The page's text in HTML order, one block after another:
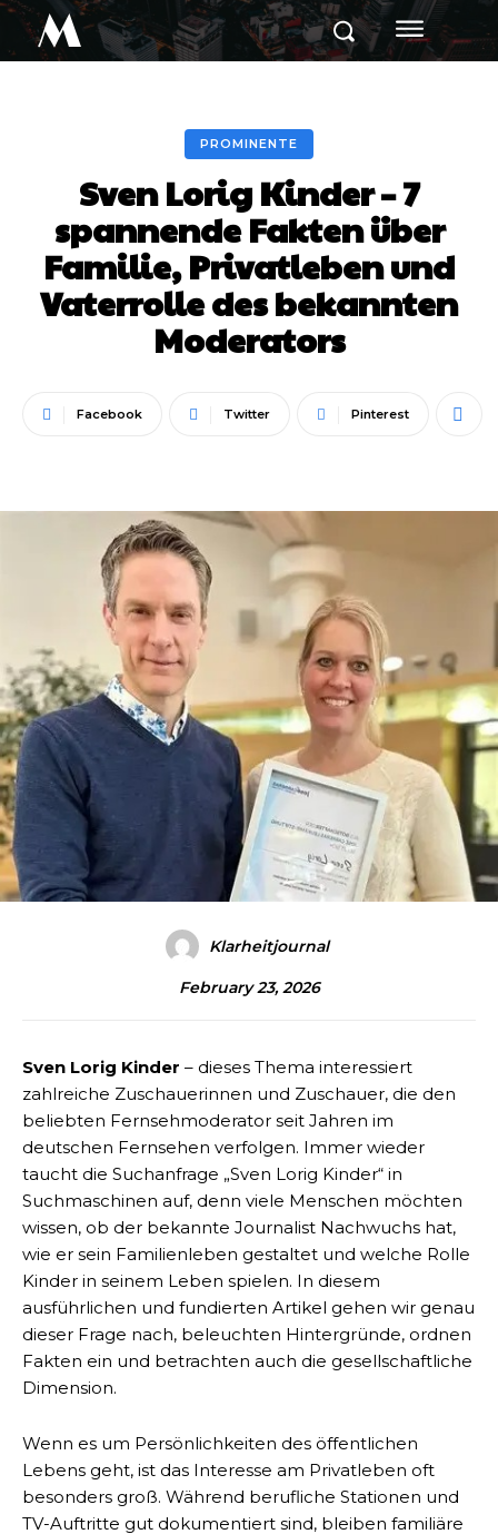
M
PROMINENTE
Sven Lorig Kinder – 7
spannende Fakten über
Familie, Privatleben und
Vaterrolle des bekannten
Moderators
Facebook Twitter Pinterest
Klarheitjournal
February 23, 2026
Sven Lorig Kinder – dieses Thema interessiert
zahlreiche Zuschauerinnen und Zuschauer, die den
beliebten Fernsehmoderator seit Jahren im
deutschen Fernsehen verfolgen. Immer wieder
taucht die Suchanfrage „Sven Lorig Kinder“ in
Suchmaschinen auf, denn viele Menschen möchten
wissen, ob der bekannte Journalist Nachwuchs hat,
wie er sein Familienleben gestaltet und welche Rolle
Kinder in seinem Leben spielen. In diesem
ausführlichen und fundierten Artikel gehen wir genau
dieser Frage nach, beleuchten Hintergründe, ordnen
Fakten ein und betrachten auch die gesellschaftliche
Dimension.
Wenn es um Persönlichkeiten des öffentlichen
Lebens geht, ist das Interesse am Privatleben oft
besonders groß. Während berufliche Stationen und
TV-Auftritte gut dokumentiert sind, bleiben familiäre